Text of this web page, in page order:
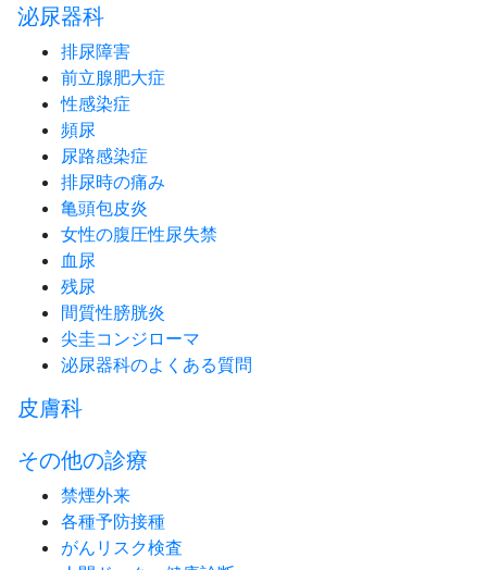
泌尿器科
排尿障害
前立腺肥大症
性感染症
頻尿
尿路感染症
排尿時の痛み
亀頭包皮炎
女性の腹圧性尿失禁
血尿
残尿
間質性膀胱炎
尖圭コンジローマ
泌尿器科のよくある質問
皮膚科
その他の診療
禁煙外来
各種予防接種
がんリスク検査